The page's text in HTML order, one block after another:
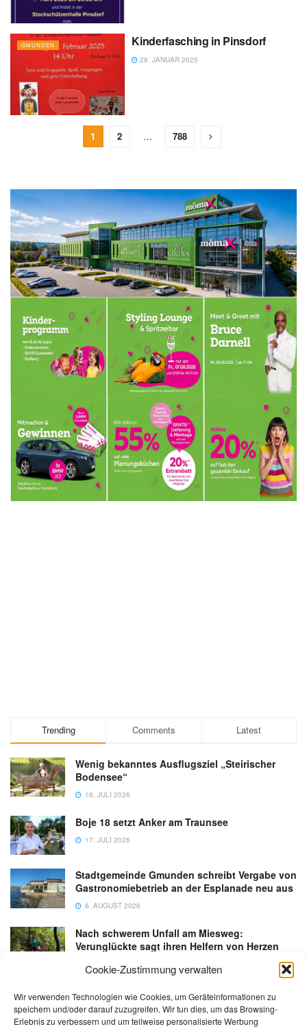
Cookie-Zustimmung verwalten
Wir verwenden Technologien wie Cookies, um Geräteinformationen zu
speichern und/oder darauf zuzugreifen. Wir tun dies, um das Browsing-
Erlebnis zu verbessern und um teilweise personalisierte Werbung
GMUNDEN Kinderfasching in Pinsdorf
28. JANUAR 2025
1 2 … 788
Trending Comments Latest
Wenig bekanntes Ausflugsziel „Steirischer
Bodensee“
16. JULI 2026
Boje 18 setzt Anker am Traunsee
17. JULI 2026
Stadtgemeinde Gmunden schreibt Vergabe von
Gastronomiebetrieb an der Esplanade neu aus
6. AUGUST 2026
Nach schwerem Unfall am Miesweg:
Verunglückte sagt ihren Helfern von Herzen